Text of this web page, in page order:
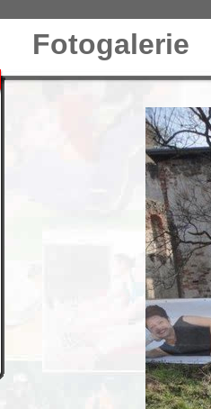
Fotogalerie